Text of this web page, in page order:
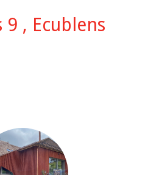
9 , Ecublens